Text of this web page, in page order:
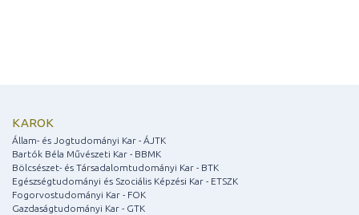
KAROK
Állam- és Jogtudományi Kar - ÁJTK
Bartók Béla Művészeti Kar - BBMK
Bölcsészet- és Társadalomtudományi Kar - BTK
Egészségtudományi és Szociális Képzési Kar - ETSZK
Fogorvostudományi Kar - FOK
Gazdaságtudományi Kar - GTK